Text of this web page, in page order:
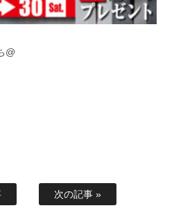
@
次の記事 »